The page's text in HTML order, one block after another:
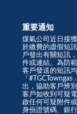
重要通知
煤氣公司近日接
於繳費的虛假短
戶發出有關短訊
件或連結。為防
客戶發送的短訊
「
出，協助客戶辨
客戶如收到可疑
啟任何可疑附件
身份證號碼、銀